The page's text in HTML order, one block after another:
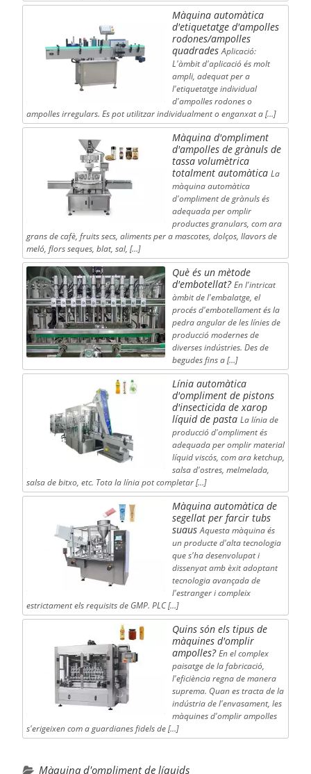
Màquina automàtica
d'etiquetatge d'ampolles
rodones/ampolles
quadrades Aplicació:
L'àmbit d'aplicació és molt
ampli, adequat per a
l'etiquetatge individual
d'ampolles rodones o
ampolles irregulars. Es pot utilitzar individualment o enganxat a […]
Màquina d'ompliment
d'ampolles de grànuls de
tassa volumètrica
totalment automàtica La
màquina automàtica
d'ompliment de grànuls és
adequada per omplir
productes granulars, com ara
grans de cafè, fruits secs, aliments per a mascotes, dolços, llavors de
meló, flors seques, blat, sal, […]
Què és un mètode
d'embotellat? En l'intricat
àmbit de l'embalatge, el
procés d'embotellament és la
pedra angular de les línies de
producció modernes de
diverses indústries. Des de
begudes fins a […]
Línia automàtica
d'ompliment de pistons
d'insecticida de xarop
líquid de pasta La línia de
producció d'ompliment és
adequada per omplir material
líquid viscós, com ara ketchup,
salsa d'ostres, melmelada,
salsa de bitxo, etc. Tota la línia pot completar […]
Màquina automàtica de
segellat per farcir tubs
suaus Aquesta màquina és
un producte d'alta tecnologia
que s'ha desenvolupat i
dissenyat amb èxit adoptant
tecnologia avançada de
l'estranger i compleix
estrictament els requisits de GMP. PLC […]
Quins són els tipus de
màquines d'omplir
ampolles? En el complex
paisatge de la fabricació,
l'eficiència regna de manera
suprema. Quan es tracta de la
indústria de l'envasament, les
màquines d'omplir ampolles
s'erigeixen com a guardianes fidels de [...]
Màquina d'ompliment de líquids